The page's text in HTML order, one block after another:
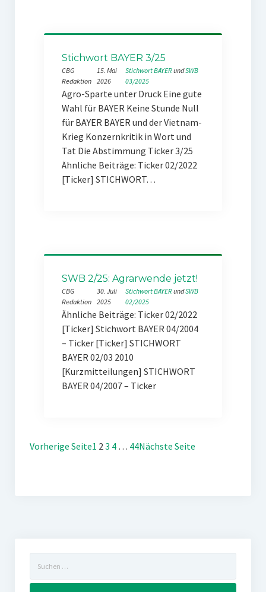
Stichwort BAYER 3/25
CBG
Redaktion
15. Mai
2026
Stichwort BAYER und SWB
03/2025
Agro-Sparte unter Druck Eine gute
Wahl für BAYER Keine Stunde Null
für BAYER BAYER und der Vietnam-
Krieg Konzernkritik in Wort und
Tat Die Abstimmung Ticker 3/25
Ähnliche Beiträge: Ticker 02/2022
[Ticker] STICHWORT…
SWB 2/25: Agrarwende jetzt!
CBG
Redaktion
30. Juli
2025
Stichwort BAYER und SWB
02/2025
Ähnliche Beiträge: Ticker 02/2022
[Ticker] Stichwort BAYER 04/2004
– Ticker [Ticker] STICHWORT
BAYER 02/03 2010
[Kurzmitteilungen] STICHWORT
BAYER 04/2007 – Ticker
Vorherige Seite1 23 4 … 44Nächste Seite
nach: